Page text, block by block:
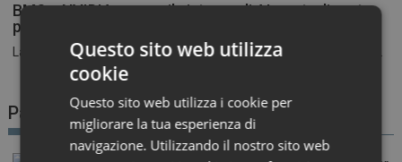
BMS e NVIDIA: nasce il sistema di AI centralizzato
per la ricerca farmaceutica
La corsa all’intelligenza artificiale nel settore farmaceutico entra...
Patient Advocacy
Questo sito web utilizza
cookie
Questo sito web utilizza i cookie per
migliorare la tua esperienza di
navigazione. Utilizzando il nostro sito web